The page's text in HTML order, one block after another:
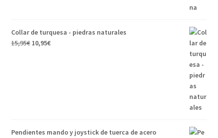
Collar de turquesa - piedras naturales
15,95€ 10,95€
Pendientes mando y joystick de tuerca de acero